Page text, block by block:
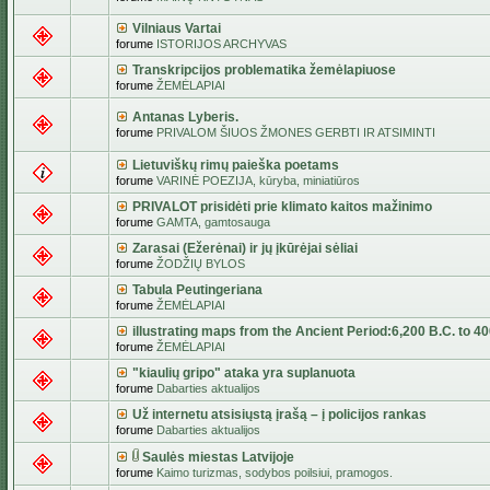
Vilniaus Vartai
forume ISTORIJOS ARCHYVAS
Transkripcijos problematika žemėlapiuose
forume ŽEMĖLAPIAI
Antanas Lyberis.
forume PRIVALOM ŠIUOS ŽMONES GERBTI IR ATSIMINTI
Lietuviškų rimų paieška poetams
forume VARINĖ POEZIJA, kūryba, miniatiūros
PRIVALOT prisidėti prie klimato kaitos mažinimo
forume GAMTA, gamtosauga
Zarasai (Ežerėnai) ir jų įkūrėjai sėliai
forume ŽODŽIŲ BYLOS
Tabula Peutingeriana
forume ŽEMĖLAPIAI
illustrating maps from the Ancient Period:6,200 B.C. to
forume ŽEMĖLAPIAI
"kiaulių gripo" ataka yra suplanuota
forume Dabarties aktualijos
Už internetu atsisiųstą įrašą – į policijos rankas
forume Dabarties aktualijos
Saulės miestas Latvijoje
forume Kaimo turizmas, sodybos poilsiui, pramogos.